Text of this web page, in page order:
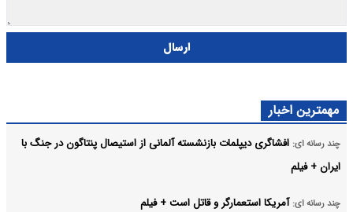
ارسال
مهمترین اخبار
چند رسانه ای: افشاگری دیپلمات بازنشسته آلمانی از استیصال پنتاگون در جنگ با
ایران + فیلم
چند رسانه ای: آمریکا استعمارگر و قاتل است + فیلم